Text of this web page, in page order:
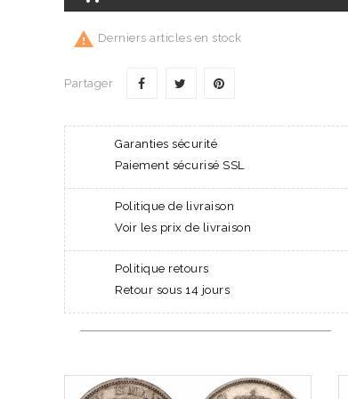
 Derniers articles en stock
Partager
Garanties sécurité
Paiement sécurisé SSL
Politique de livraison
Voir les prix de livraison
Politique retours
Retour sous 14 jours